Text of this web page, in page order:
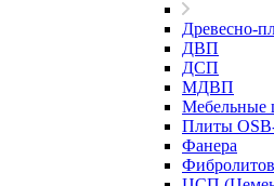
Древесно-
ДВП
ДСП
МДВП
Мебельные
Плиты
Фанера